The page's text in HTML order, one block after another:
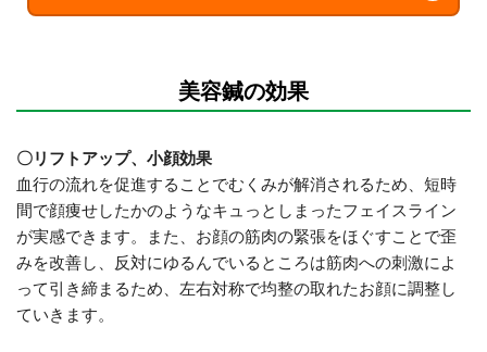
美容鍼の効果
〇リフトアップ、小顔効果
血行の流れを促進することでむくみが解消されるため、短時
間で顔痩せしたかのようなキュっとしまったフェイスライン
が実感できます。また、お顔の筋肉の緊張をほぐすことで歪
みを改善し、反対にゆるんでいるところは筋肉への刺激によ
って引き締まるため、左右対称で均整の取れたお顔に調整し
ていきます。